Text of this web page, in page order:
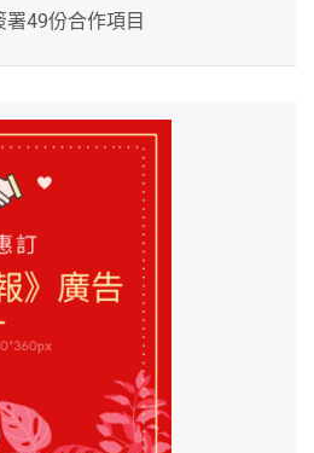
49份合作項目